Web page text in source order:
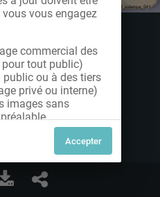
vous engagez
commercial des
tout public)
ou à des tiers
privé ou interne)
images sans
nous vous invitons
de solliciter le type
parmi celles
acquitter